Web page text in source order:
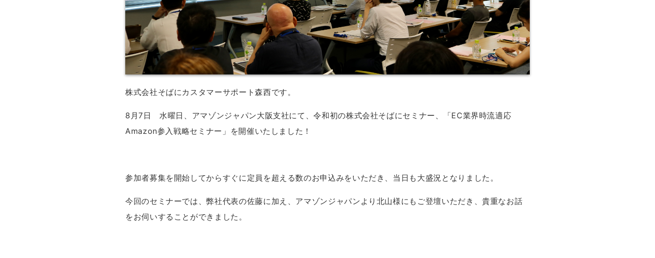
株式会社そばにカスタマーサポート森西です。
8月7日 水曜日、アマゾンジャパン大阪支社にて、令和初の株式会社そばにセミナー、「EC業界時流適応
Amazon参入戦略セミナー」を開催いたしました！
参加者募集を開始してからすぐに定員を超える数のお申込みをいただき、当日も大盛況となりました。
今回のセミナーでは、弊社代表の佐藤に加え、アマゾンジャパンより北山様にもご登壇いただき、貴重なお話
をお伺いすることができました。